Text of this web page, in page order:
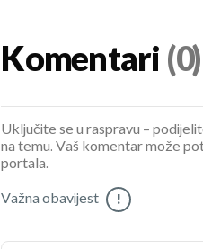
Komentari (0)
Uključite se u raspravu –
na temu. Vaš komentar može
portala.
Važna obavijest !